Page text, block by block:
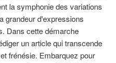
la symphonie des variations
grandeur d'expressions
Dans cette démarche
un article qui transcende
frénésie. Embarquez pour